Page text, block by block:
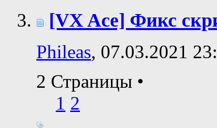
[VX Ace] Фикс
Phileas, 07.03.2021
2 Страницы •
1 2